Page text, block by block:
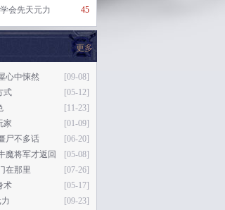
45
会先天元力
更多
[09-08]
心中悚然
[05-12]
式
[11-23]
[01-09]
家
[06-20]
尸不多话
[05-08]
魔将军才返回
[07-26]
在那里
[05-17]
术
[09-23]